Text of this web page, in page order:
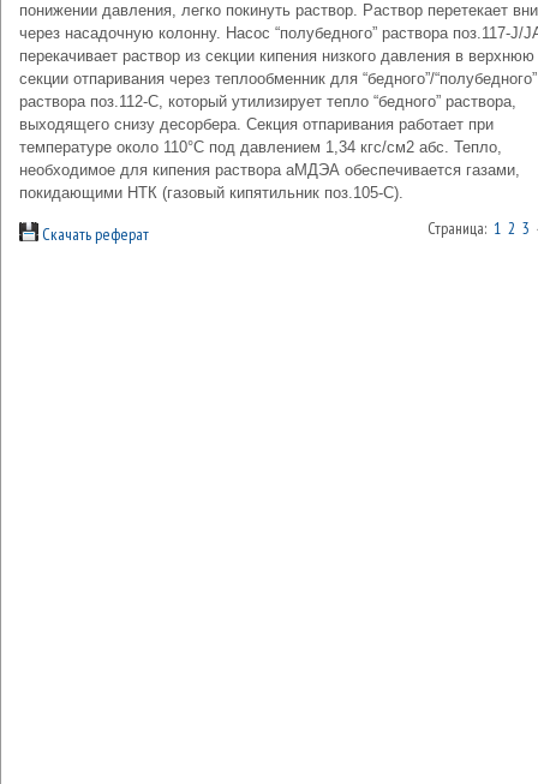
понижении давления, легко покинуть раствор. Раствор перетекает
через насадочную колонну. Насос “полубедного” раствора поз.117-J/
перекачивает раствор из секции кипения низкого давления в верхнюю
секции отпаривания через теплообменник для “бедного”/“полубедного”
раствора поз.112-С, который утилизирует тепло “бедного” раствора,
выходящего снизу десорбера. Секция отпаривания работает при
температуре около 110°С под давлением 1,34 кгс/см2 абс. Тепло,
необходимое для кипения раствора aМДЭА обеспечивается газами,
покидающими НТК (газовый кипятильник поз.105-С).
Скачать реферат Страница: 1 2 3